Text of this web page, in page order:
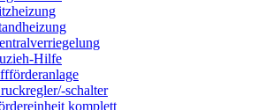
Hilfe
schalter
komplett